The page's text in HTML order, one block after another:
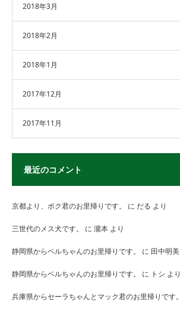
2018年3月
2018年2月
2018年1月
2017年12月
2017年11月
最近のコメント
京都より、ボク君のお里帰りです。 に だる より
三世代のメス犬です。 に 瀧本 より
静岡県からベルちゃんのお里帰りです。 に 田中明美
静岡県からベルちゃんのお里帰りです。 に トシ より
兵庫県からセーラちゃんとマック君のお里帰りです。